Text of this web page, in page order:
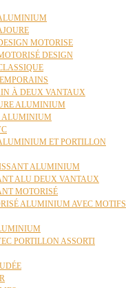
MOTORISE
DESIGN
À DEUX VANTAUX
ALUMINIUM
ALUMINIUM
ET PORTILLON
ALUMINIUM
ALU DEUX VANTAUX
MOTORISÉ
ALUMINIUM AVEC MOTIFS
PORTILLON ASSORTI